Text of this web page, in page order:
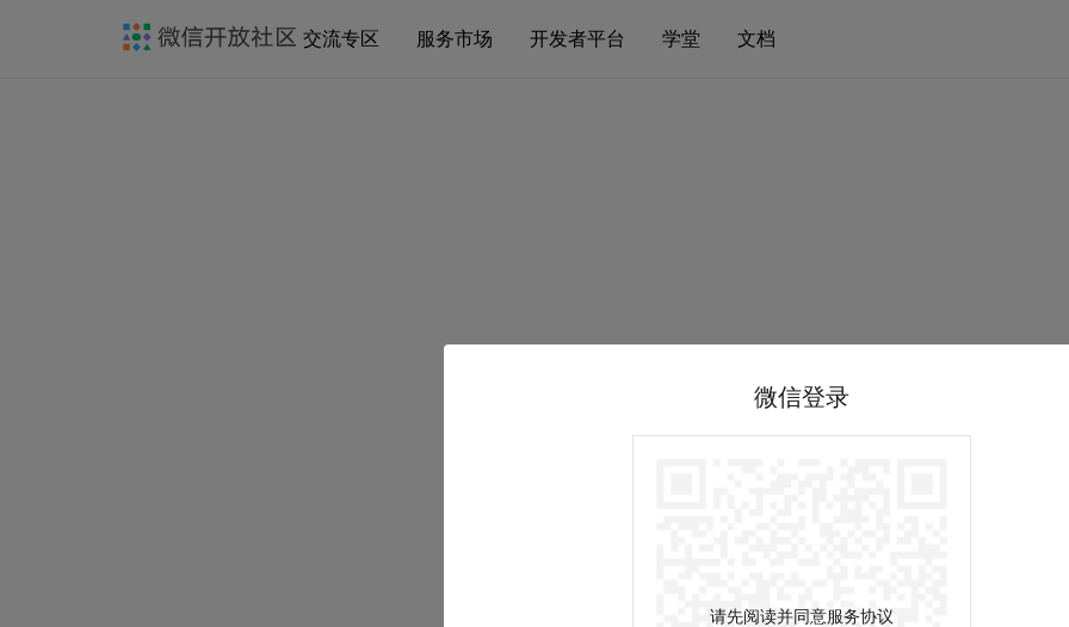
交流专区 服务市场 开发者平台 学堂 文档
微信登录
请先阅读并同意服务协议